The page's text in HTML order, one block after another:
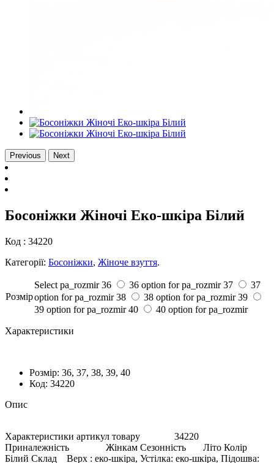
Previous Next
Босоніжки Жіночі Еко-шкіра Білий
Код : 34220
Категорії: Босоніжки, Жіноче взуття.
Розмiр
Select pa_rozmir 36 36 option for pa_rozmir 37
37
option for pa_rozmir 38 38 option for pa_rozmir 39
39 option for pa_rozmir 40 40 option for pa_rozmir
Характеристики
Розмiр: 36, 37, 38, 39, 40
Код: 34220
Опис
Характеристики артикул товару 34220
Приналежність Жінкам Сезонність Літо Колір
Білий Склад Верх : еко-шкіра, Устілка: еко-шкіра, Підошва: